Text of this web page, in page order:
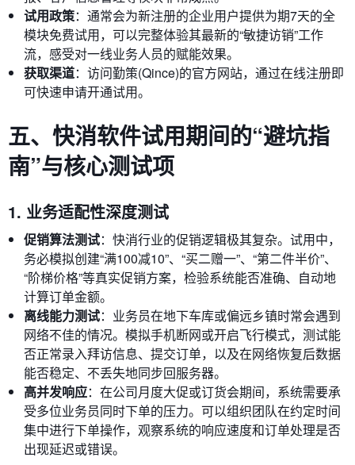
试用政策：通常会为新注册的企业用户提供为期7天的全
模块免费试用，可以完整体验其最新的“敏捷访销”工作
流，感受对一线业务人员的赋能效果。
获取渠道：访问勤策(Qince)的官方网站，通过在线注册即
可快速申请开通试用。
五、快消软件试用期间的“避坑指
南”与核心测试项
1. 业务适配性深度测试
促销算法测试：快消行业的促销逻辑极其复杂。试用中，
务必模拟创建“满100减10”、“买二赠一”、“第二件半价”、
“阶梯价格”等真实促销方案，检验系统能否准确、自动地
计算订单金额。
离线能力测试：业务员在地下车库或偏远乡镇时常会遇到
网络不佳的情况。模拟手机断网或开启飞行模式，测试能
否正常录入拜访信息、提交订单，以及在网络恢复后数据
能否稳定、不丢失地同步回服务器。
高并发响应：在公司月度大促或订货会期间，系统需要承
受多位业务员同时下单的压力。可以组织团队在约定时间
集中进行下单操作，观察系统的响应速度和订单处理是否
出现延迟或错误。